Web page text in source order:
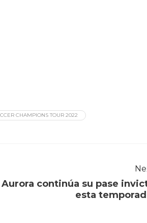
CHAMPIONS TOUR 2022
continúa su pase
esta